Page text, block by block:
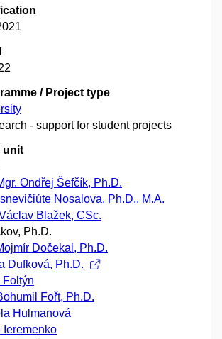
/ Project type
- support for student projects
unit
Ondřej Šefčík, Ph.D.
Nosalova, Ph.D., M.A.
Blažek, CSc.
Ph.D.
Dočekal, Ph.D.
Dufková, Ph.D.
Foltýn
Fořt, Ph.D.
Hulmanová
Ieremenko